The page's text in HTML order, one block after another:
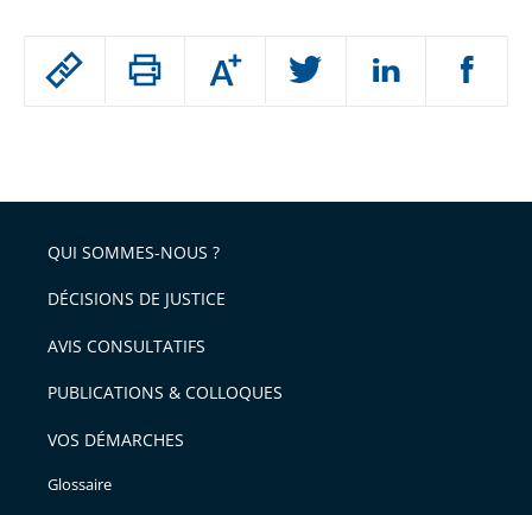
Passer
arriver
après
Augmenter
ou
l'article
pour
avant
QUI SOMMES-NOUS ?
DÉCISIONS DE JUSTICE
AVIS CONSULTATIFS
PUBLICATIONS & COLLOQUES
VOS DÉMARCHES
Glossaire